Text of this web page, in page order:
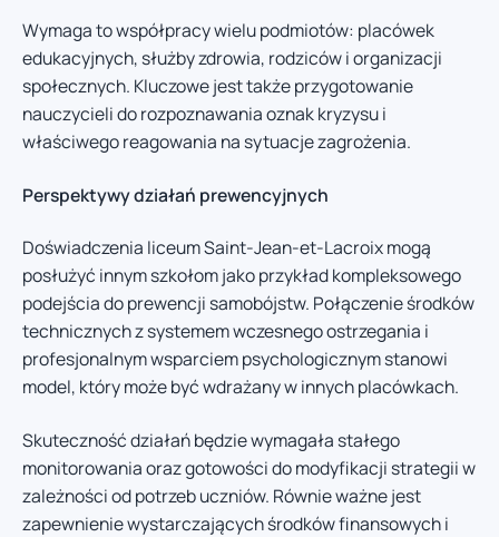
Wymaga to współpracy wielu podmiotów: placówek
edukacyjnych, służby zdrowia, rodziców i organizacji
społecznych. Kluczowe jest także przygotowanie
nauczycieli do rozpoznawania oznak kryzysu i
właściwego reagowania na sytuacje zagrożenia.
Perspektywy działań prewencyjnych
Doświadczenia liceum Saint-Jean-et-Lacroix mogą
posłużyć innym szkołom jako przykład kompleksowego
podejścia do prewencji samobójstw. Połączenie środków
technicznych z systemem wczesnego ostrzegania i
profesjonalnym wsparciem psychologicznym stanowi
model, który może być wdrażany w innych placówkach.
Skuteczność działań będzie wymagała stałego
monitorowania oraz gotowości do modyfikacji strategii w
zależności od potrzeb uczniów. Równie ważne jest
zapewnienie wystarczających środków finansowych i